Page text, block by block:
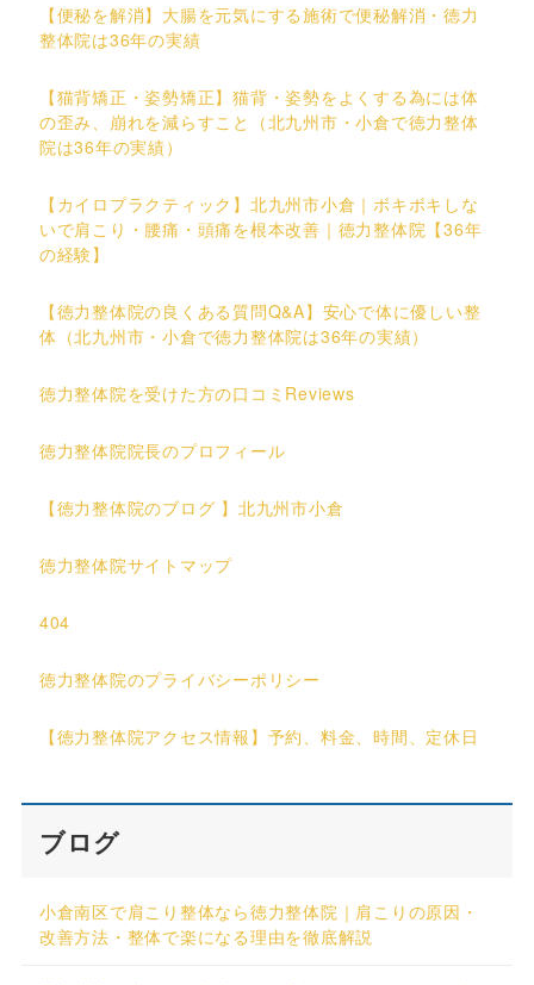
【便秘を解消】大腸を元気にする施術で便秘解消・徳力
整体院は36年の実績
【猫背矯正・姿勢矯正】猫背・姿勢をよくする為には体
の歪み、崩れを減らすこと（北九州市・小倉で徳力整体
院は36年の実績）
【カイロプラクティック】北九州市小倉｜ボキボキしな
いで肩こり・腰痛・頭痛を根本改善｜徳力整体院【36年
の経験】
【徳力整体院の良くある質問Q&A】安心で体に優しい整
体（北九州市・小倉で徳力整体院は36年の実績）
徳力整体院を受けた方の口コミReviews
徳力整体院院長のプロフィール
【徳力整体院のブログ 】北九州市小倉
徳力整体院サイトマップ
404
徳力整体院のプライバシーポリシー
【徳力整体院アクセス情報】予約、料金、時間、定休日
ブログ
小倉南区で肩こり整体なら徳力整体院｜肩こりの原因・
改善方法・整体で楽になる理由を徹底解説